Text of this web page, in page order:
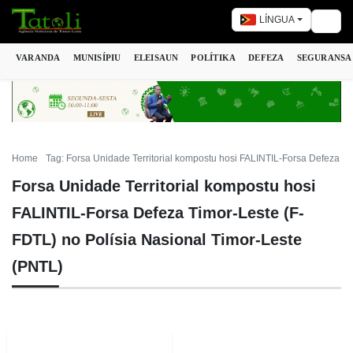
LÍNGUA
VARANDA MUNISÍPIU ELEISAUN POLÍTIKA DEFEZA SEGURANSA
Home Tag: Forsa Unidade Territorial kompostu hosi FALINTIL-Forsa Defeza
Forsa Unidade Territorial kompostu hosi
FALINTIL-Forsa Defeza Timor-Leste (F-
FDTL) no Polísia Nasional Timor-Leste
(PNTL)